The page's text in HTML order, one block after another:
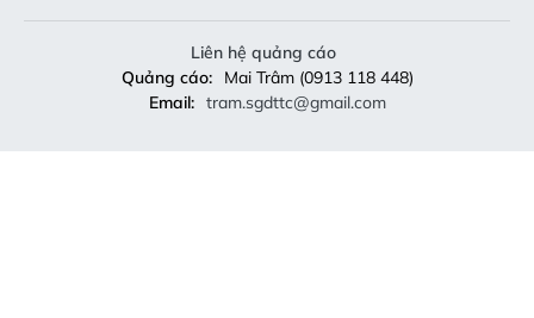
Liên hệ quảng cáo
Quảng cáo:
Mai Trâm (0913 118 448)
Email: tram.sgdttc@gmail.com